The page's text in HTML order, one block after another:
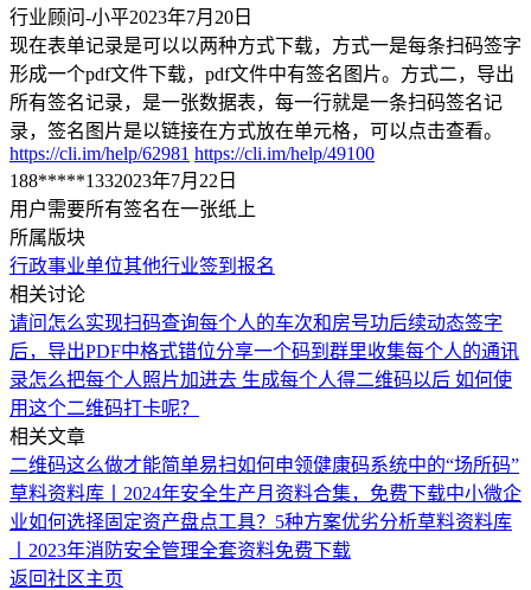
行业顾问-小平2023年7月20日
现在表单记录是可以以两种方式下载，方式一是每条扫码签字
形成一个pdf文件下载，pdf文件中有签名图片。方式二，导出
所有签名记录，是一张数据表，每一行就是一条扫码签名记
录，签名图片是以链接在方式放在单元格，可以点击查看。
https://cli.im/help/62981 https://cli.im/help/49100
188*****1332023年7月22日
用户需要所有签名在一张纸上
所属版块
行政事业单位其他行业签到报名
相关讨论
请问怎么实现扫码查询每个人的车次和房号功后续动态签字
后，导出PDF中格式错位分享一个码到群里收集每个人的通讯
录怎么把每个人照片加进去 生成每个人得二维码以后 如何使
用这个二维码打卡呢？
相关文章
二维码这么做才能简单易扫如何申领健康码系统中的“场所码”
草料资料库丨2024年安全生产月资料合集，免费下载中小微企
业如何选择固定资产盘点工具？5种方案优劣分析草料资料库
丨2023年消防安全管理全套资料免费下载
返回社区主页